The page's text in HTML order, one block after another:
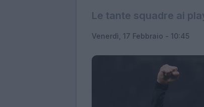
Le tante squadre ai
Venerdì, 17 Febbraio - 10:45